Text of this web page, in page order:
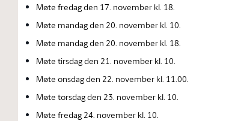
Møte fredag den 17. november kl. 18.
Møte mandag den 20. november kl. 10.
Møte mandag den 20. november kl. 18.
Møte tirsdag den 21. november kl. 10.
Møte onsdag den 22. november kl. 11.00.
Møte torsdag den 23. november kl. 10.
Møte fredag 24. november kl. 10.